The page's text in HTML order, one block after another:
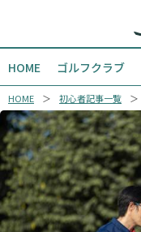
HOME ゴルフクラブ
HOME 初心者記事一覧